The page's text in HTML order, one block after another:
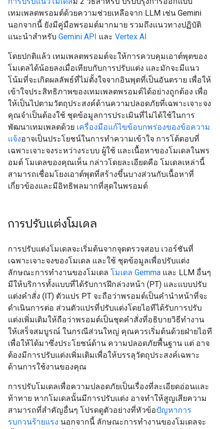
เทมเพลตพรอมต์ด้วยความช่วยเหลือจาก LLM เช่น Gemini
นอกจากนี้ ยังมีคู่มือพรอมต์มากมาย รวมถึงแนวทางปฏิบัติ
แนะนำสำหรับ Gemini API และ Vertex AI
โดยปกติแล้ว เทมเพลตพรอมต์จะให้การควบคุมเอาต์พุตของ
โมเดลได้น้อยลงเมื่อเทียบกับการปรับแต่ง และมักจะมีแนว
โน้มที่จะเกิดผลลัพธ์ที่ไม่ตั้งใจจากอินพุตที่เป็นอันตราย เพื่อให้
เข้าใจประสิทธิภาพของเทมเพลตพรอมต์ได้อย่างถูกต้อง เพื่อ
ให้เป็นไปตามวัตถุประสงค์ด้านความปลอดภัยที่เฉพาะเจาะจง
คุณจำเป็นต้องใช้ ชุดข้อมูลการประเมินที่ไม่ได้ใช้ในการ
พัฒนาเทมเพลตด้วย เครื่องมือแก้ไขข้อบกพร่องของข้อความ
แจ้งอาจเป็นประโยชน์ในการทำความเข้าใจ การโต้ตอบที่
เฉพาะเจาะจงระหว่างระบบ ผู้ใช้ และเนื้อหาของโมเดลในพร
อมต์ โมเดลของคุณเห็น กล่าวโดยละเอียดคือ โมเดลเหล่านี้
สามารถเชื่อมโยงเอาต์พุตที่สร้างขึ้นบางส่วนกับเนื้อหาที่
เกี่ยวข้องและมีอิทธิพลมากที่สุดในพรอมต์
การปรับแต่งโมเดล
การปรับแต่งโมเดลจะเริ่มต้นจากจุดตรวจสอบ เวอร์ชันที่
เฉพาะเจาะจงของโมเดล และใช้ ชุดข้อมูลเพื่อปรับแต่ง
ลักษณะการทำงานของโมเดล โมเดล Gemma และ LLM อื่นๆ
มีให้บริการทั้งแบบที่ได้รับการฝึกล่วงหน้า (PT) และแบบปรับ
แต่งคำสั่ง (IT) ตัวแปร PT จะถือว่าพรอมต์เป็นคำนำหน้าที่จะ
ดำเนินการต่อ ส่วนตัวแปรที่ปรับแต่งโดยไอทีได้รับการปรับ
แต่งเพิ่มเติมให้ถือว่าพรอมต์เป็นชุดคำสั่งที่อธิบายวิธีทำงาน
ให้เสร็จสมบูรณ์ ในกรณีส่วนใหญ่ คุณควรเริ่มต้นด้วยฝ่ายไอที
เพื่อให้ได้มาซึ่งประโยชน์ด้าน ความปลอดภัยพื้นฐาน แต่ อาจ
ต้องมีการปรับแต่งเพิ่มเติมเพื่อให้บรรลุวัตถุประสงค์เฉพาะ
ด้านการใช้งานของคุณ
การปรับโมเดลเพื่อความปลอดภัยเป็นเรื่องที่ละเอียดอ่อนและ
ท้าทาย หากโมเดลนั้นมีการปรับแต่ง อาจทำให้สูญเสียความ
สามารถที่สำคัญอื่นๆ โปรดดูตัวอย่างที่หัวข้อปัญหาการ
รบกวนร้ายแรง นอกจากนี้ ลักษณะการทํางานของโมเดลจะ